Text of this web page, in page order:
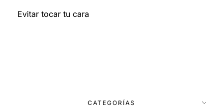
Evitar tocar tu cara
CATEGORÍAS